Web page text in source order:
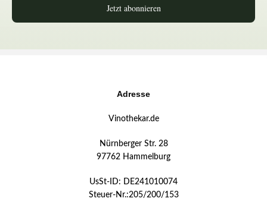
Jetzt abonnieren
Adresse
Vinothekar.de
Nürnberger Str. 28
97762 Hammelburg
UsSt-ID: DE241010074
Steuer-Nr.:205/200/153